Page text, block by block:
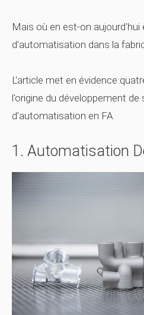
Mais où en est-on aujourd'hui
d'automatisation dans la
L'article met en évidence
l'origine du développement de
d'automatisation en FA.
1. Automatisation